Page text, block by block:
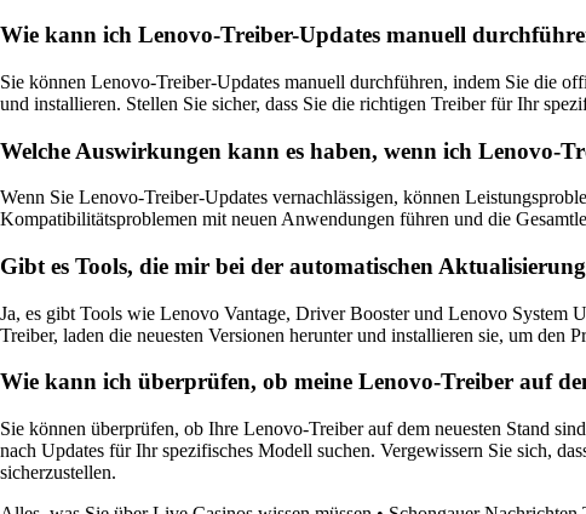
Wie kann ich Lenovo-Treiber-Updates manuell
Sie können Lenovo-Treiber-Updates manuell durchführen, indem Sie die
und installieren. Stellen Sie sicher, dass Sie die richtigen Treiber für Ihr
Welche Auswirkungen kann es haben, wenn ich Lenovo-
Wenn Sie Lenovo-Treiber-Updates vernachlässigen, können
Kompatibilitätsproblemen mit neuen Anwendungen führen und die
Gibt es Tools, die mir bei der automatischen
Ja, es gibt Tools wie Lenovo Vantage, Driver Booster und Lenovo System
Treiber, laden die neuesten Versionen herunter und installieren sie, um den
Wie kann ich überprüfen, ob meine Lenovo-Treiber auf
Sie können überprüfen, ob Ihre Lenovo-Treiber auf dem neuesten Stand
nach Updates für Ihr spezifisches Modell suchen. Vergewissern Sie sich,
sicherzustellen.